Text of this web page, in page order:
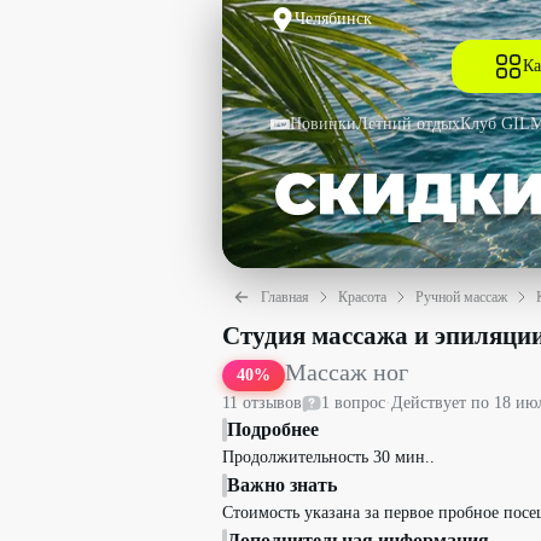
Челябинск
НовинкиЛетний отдыхКлуб
Главная Красота Ручной массаж
Массаж ног со скидкой 40% - Студия
Студия массажа и
40% Массаж ног
11отзывов 1 вопрос·Действует по 18
Подробнее
Продолжительность 30 мин..
Важно знать
Стоимость указана за первое пробное